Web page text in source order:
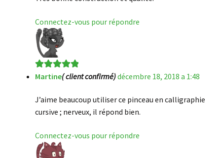
Connectez-vous pour répondre
Note5sur 5
Martine( client confirmé)décembre 18, 2018 a 1:48
J’aime beaucoup utiliser ce pinceau en calligraphie
cursive ; nerveux, il répond bien.
Connectez-vous pour répondre